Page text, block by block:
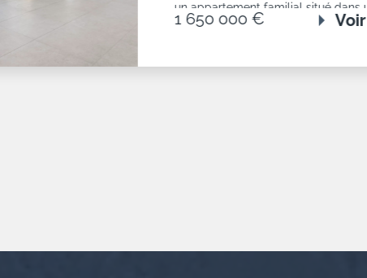
PITANCE récente avec piscine ,
découvrir cet appartement
815 000 €